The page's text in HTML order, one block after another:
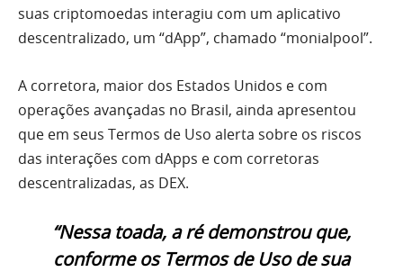
suas criptomoedas interagiu com um aplicativo
descentralizado, um “dApp”, chamado “monialpool”.
A corretora, maior dos Estados Unidos e com
operações avançadas no Brasil, ainda apresentou
que em seus Termos de Uso alerta sobre os riscos
das interações com dApps e com corretoras
descentralizadas, as DEX.
“Nessa toada, a ré demonstrou que,
conforme os Termos de Uso de sua